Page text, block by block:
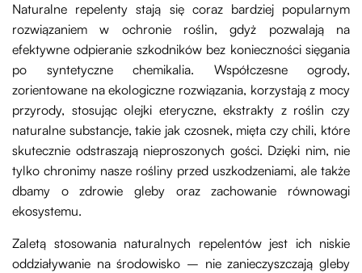
Naturalne repelenty stają się coraz bardziej popularnym
rozwiązaniem w ochronie roślin, gdyż pozwalają na
efektywne odpieranie szkodników bez konieczności sięgania
po syntetyczne chemikalia. Współczesne ogrody,
zorientowane na ekologiczne rozwiązania, korzystają z mocy
przyrody, stosując olejki eteryczne, ekstrakty z roślin czy
naturalne substancje, takie jak czosnek, mięta czy chili, które
skutecznie odstraszają nieproszonych gości. Dzięki nim, nie
tylko chronimy nasze rośliny przed uszkodzeniami, ale także
dbamy o zdrowie gleby oraz zachowanie równowagi
ekosystemu.
Zaletą stosowania naturalnych repelentów jest ich niskie
oddziaływanie na środowisko – nie zanieczyszczają gleby